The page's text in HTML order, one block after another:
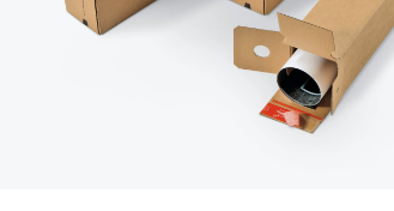
Na obrázku vidíte